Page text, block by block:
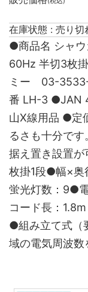
在庫状態 : 売り切
●商品名 シャウ
60Hz 半切3枚
ミー 03-
番 LH-3 ●JAN
山X線用品 ●定
るさも十分で
据え置き設置
枚掛1段●幅×
蛍光灯数：9●
コード長：
●組み立て式（
域の電気周波数